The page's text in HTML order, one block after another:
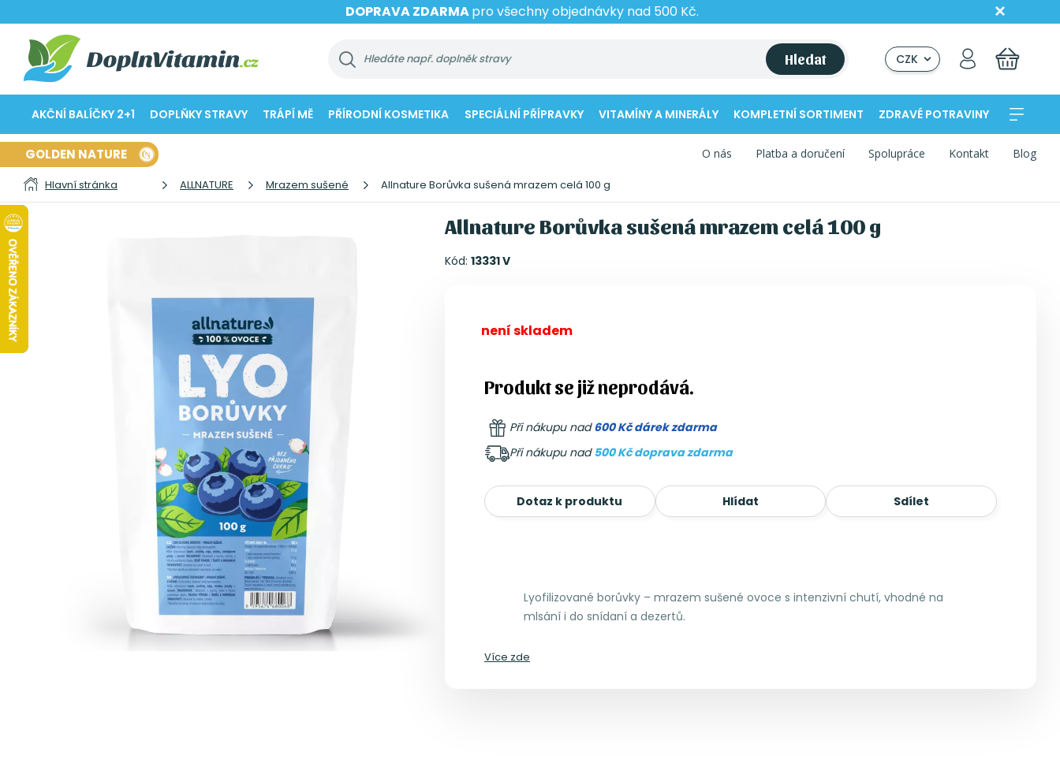
DOPRAVA ZDARMApro všechny objednávky nad 500 Kč.
Hledat CZK
AKČNÍ BALÍČKY 2+1 DOPLŇKY STRAVY TRÁPÍ MĚ PŘÍRODNÍ KOSMETIKA SPECIÁLNÍ PŘÍPRAVKY VITAMÍNY A MINERÁLY KOMPLETNÍ SORTIMENT ZDRAVÉ POTRAVINY
GOLDEN NATURE O nás Platba a doručení Spolupráce Kontakt Blog
Hlavní stránka ALLNATURE Mrazem sušené Allnature Borůvka sušená mrazem celá 100 g
Allnature Borůvka sušená mrazem celá 100 g
Kód: 13331 V
není skladem
Produkt se již neprodává.
Při nákupu nad600 Kč dárek zdarma
Při nákupu nad 500 Kč doprava zdarma
Dotaz k produktu Hlídat Sdílet
Lyofilizované borůvky – mrazem sušené ovoce s intenzivní chutí, vhodné na
mlsání i do snídaní a dezertů.
Více zde